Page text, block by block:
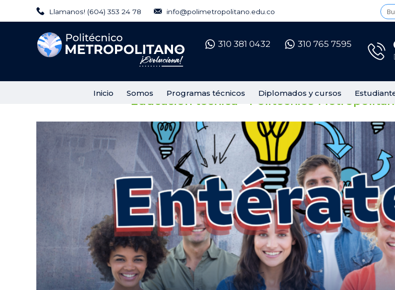
Regálanos tu Like
Llamanos! (604) 353 24 78 info@polimetropolitano.edu.co
310 381 0432 310 765 7595
Inicio Somos Programas técnicos Diplomados y cursos
Educación técnica – Politécnico